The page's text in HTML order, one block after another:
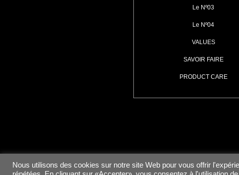
Le Nº03
Le Nº04
VALUES
SAVOIR FAIRE
PRODUCT CARE
Nous utilisons des cookies sur notre site Web pour vous offrir